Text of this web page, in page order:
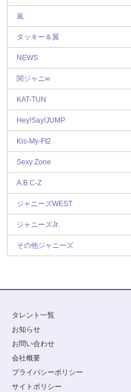
嵐
タッキー＆翼
NEWS
関ジャニ∞
KAT-TUN
Hey!Say!JUMP
Kis-My-Ft2
Sexy Zone
A.B.C-Z
ジャニーズWEST
ジャニーズJr.
その他ジャニーズ
タレント一覧
お知らせ
お問い合わせ
会社概要
プライバシーポリシー
サイトポリシー